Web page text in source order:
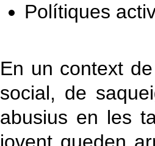
Polítiques
En un context
social, de
abusius en les